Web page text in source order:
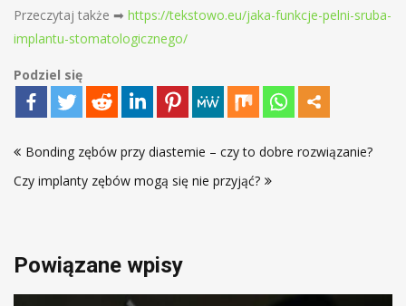
Przeczytaj także ➡ https://tekstowo.eu/jaka-funkcje-pelni-sruba-
implantu-stomatologicznego/
Podziel się
wpisu
Bonding zębów przy diastemie – czy to dobre rozwiązanie?
Czy implanty zębów mogą się nie przyjąć?
Powiązane wpisy